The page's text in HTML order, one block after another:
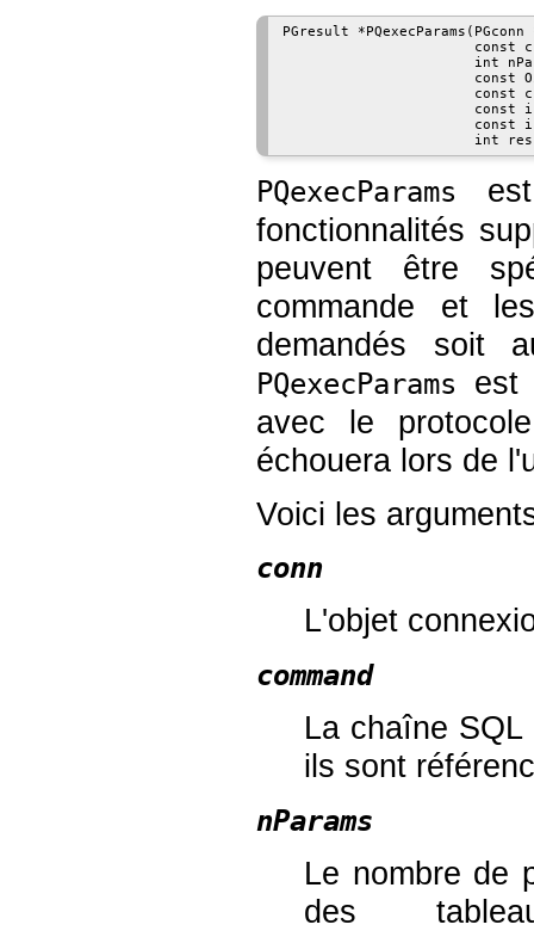
PGresult
const
int
const
const
const
const
PQexecParams
fonctionnalités
peuvent être
commande et
demandés soit
PQexecParams
est
avec le
échouera lors de
Voici les
conn
L'objet
command
La chaîne
ils sont
nParams
Le nombre de
des